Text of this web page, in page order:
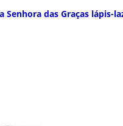
Senhora das Graças lápis-